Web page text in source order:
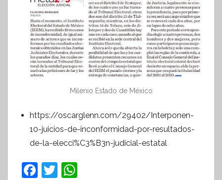
Milenio Estado de México
https://oscarglenn.com/29402/Interponen-
10-juicios-de-inconformidad-por-resultados-
de-la-elecci%C3%B3n-judicial-estatal
F
T